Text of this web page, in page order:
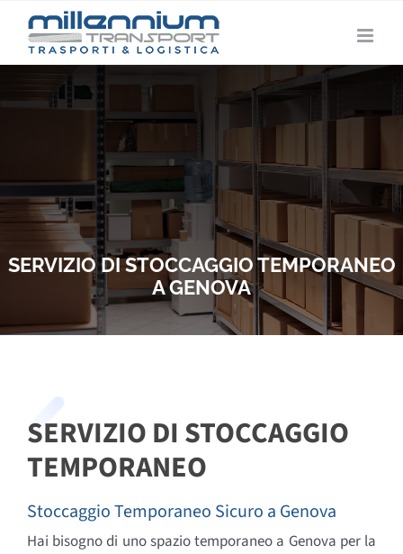
Salta
contenuto
SERVIZIO DI STOCCAGGIO TEMPORANEO
A GENOVA
SERVIZIO DI STOCCAGGIO
TEMPORANEO
Stoccaggio Temporaneo Sicuro a Genova
Hai bisogno di uno spazio temporaneo a Genova per la